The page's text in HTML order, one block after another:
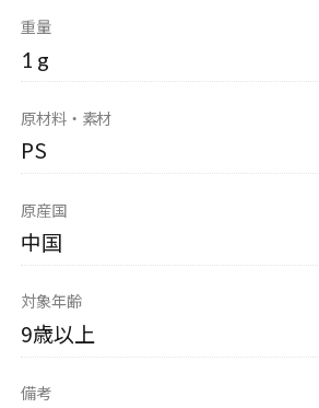
重量
1 g
原材料・素材
PS
原産国
中国
対象年齢
9歳以上
備考